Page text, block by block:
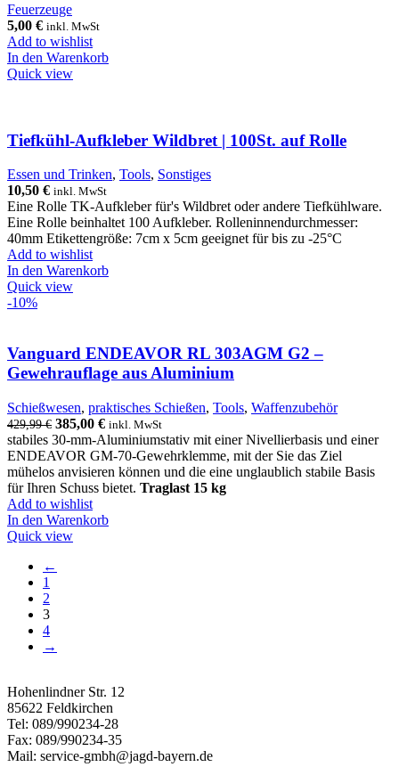
Feuerzeuge
5,00 € inkl. MwSt
Add to wishlist
In den Warenkorb
Quick view
Tiefkühl-Aufkleber Wildbret | 100St. auf Rolle
Essen und Trinken, Tools, Sonstiges
10,50 € inkl. MwSt
Eine Rolle TK-Aufkleber für's Wildbret oder andere Tiefkühlware.
Eine Rolle beinhaltet 100 Aufkleber. Rolleninnendurchmesser:
40mm Etikettengröße: 7cm x 5cm geeignet für bis zu -25°C
Add to wishlist
In den Warenkorb
Quick view
-10%
Vanguard ENDEAVOR RL 303AGM G2 –
Gewehrauflage aus Aluminium
Schießwesen, praktisches Schießen, Tools, Waffenzubehör
429,99€ 385,00 € inkl. MwSt
stabiles 30-mm-Aluminiumstativ mit einer Nivellierbasis und einer
ENDEAVOR GM-70-Gewehrklemme, mit der Sie das Ziel
mühelos anvisieren können und die eine unglaublich stabile Basis
für Ihren Schuss bietet. Traglast 15 kg
Add to wishlist
In den Warenkorb
Quick view
←
1
2
3
4
→
Hohenlindner Str. 12
85622 Feldkirchen
Tel: 089/990234-28
Fax: 089/990234-35
Mail: service-gmbh@jagd-bayern.de